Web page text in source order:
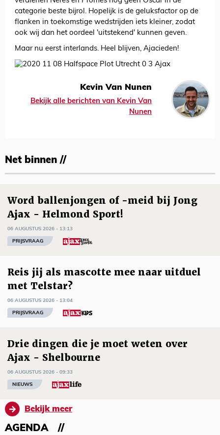
categorie beste bijrol. Hopelijk is de geluksfactor op de
flanken in toekomstige wedstrijden iets kleiner, zodat
ook wij dan het oordeel 'uitstekend' kunnen geven.
Maar nu eerst interlands. Heel blijven, Ajacieden!
Kevin Van Nunen
Bekijk alle berichten van Kevin Van
Nunen
Net binnen //
Word ballenjongen of -meid bij Jong
Ajax - Helmond Sport!
06 AUGUSTUS 2026 - 13:13
PRIJSVRAAG
Reis jij als mascotte mee naar uitduel
met Telstar?
06 AUGUSTUS 2026 - 13:04
PRIJSVRAAG
Drie dingen die je moet weten over
Ajax - Shelbourne
06 AUGUSTUS 2026 - 09:33
NIEUWS
Bekijk meer
AGENDA